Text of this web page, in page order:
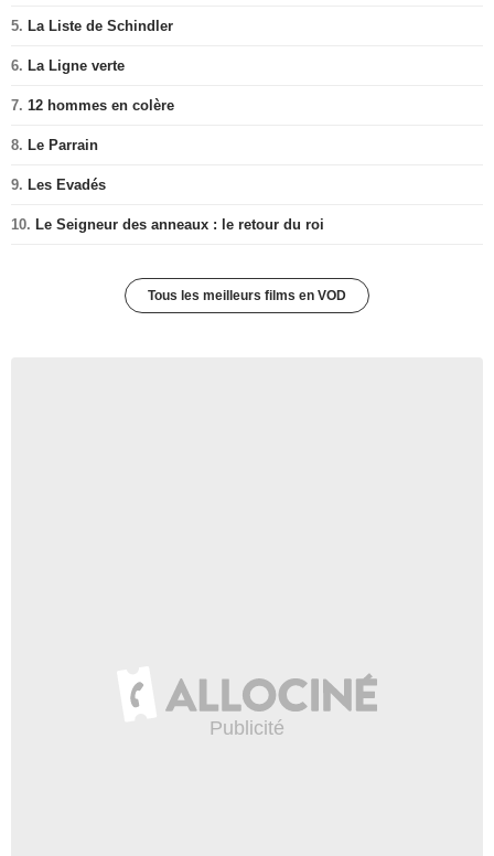
5. La Liste de Schindler
6. La Ligne verte
7. 12 hommes en colère
8. Le Parrain
9. Les Evadés
10. Le Seigneur des anneaux : le retour du roi
Tous les meilleurs films en VOD